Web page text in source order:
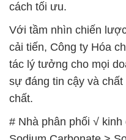
cách tối ưu.
Với tầm nhìn chiến
cải tiến, Công ty Hóa
tác lý tưởng cho mọi
sự đáng tin cậy và
chất.
# Nhà phân phối √